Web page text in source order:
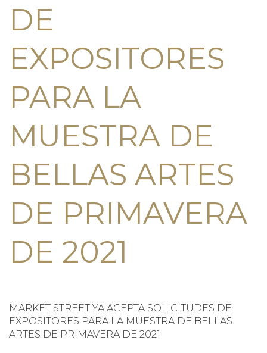
DE
EXPOSITORES
PARA LA
MUESTRA DE
BELLAS ARTES
DE PRIMAVERA
DE 2021
MARKET STREET YA ACEPTA SOLICITUDES DE
EXPOSITORES PARA LA MUESTRA DE BELLAS
ARTES DE PRIMAVERA DE 2021